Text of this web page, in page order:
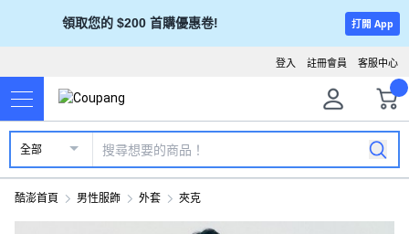
領取您的 $200 首購優惠卷! 打開 App
客服中心
註冊會員
登入
全部
酷澎首頁 男性服飾 外套 夾克